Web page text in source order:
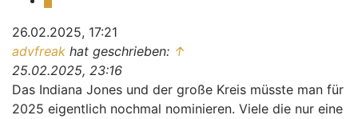
26.02.2025, 17:21
advfreak hat geschrieben: ↑
25.02.2025, 23:16
Das Indiana Jones und der große Kreis müsste man für
2025 eigentlich nochmal nominieren. Viele die nur eine